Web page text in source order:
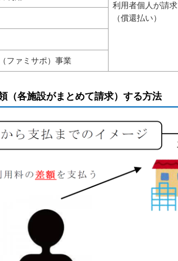
利用者個人が請求
（償還払い）
ファミサポ）事業
（各施設がまとめて請求）する方法